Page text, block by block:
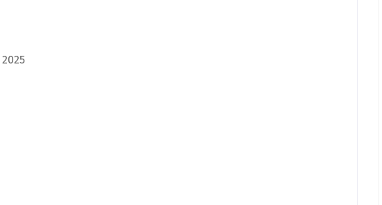
2025